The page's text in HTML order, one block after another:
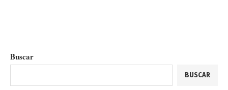
Buscar
BUSCAR